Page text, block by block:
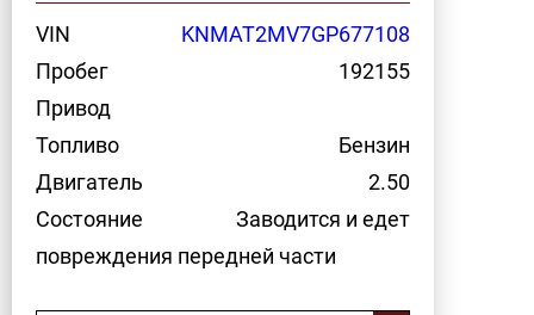
VIN
KNMAT2MV7GP677108
Пробег
192155
Привод
Топливо
Бензин
Двигатель
2.50
Состояние
Заводится и едет
повреждения передней части